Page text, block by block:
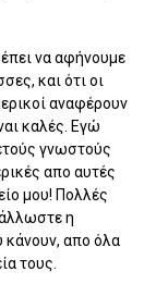
να αφήνουμε
και ότι οι
αναφέρουν
καλές. Εγώ
γνωστούς
απο αυτές
μου! Πολλές
η
κάνουν, απο όλα
τους.